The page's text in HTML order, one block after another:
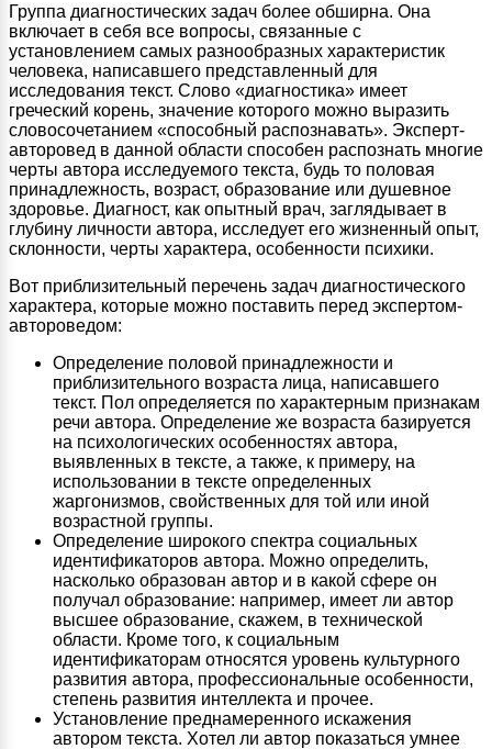
Группа диагностических задач более обширна. Она
включает в себя все вопросы, связанные с
установлением самых разнообразных характеристик
человека, написавшего представленный для
исследования текст. Слово «диагностика» имеет
греческий корень, значение которого можно выразить
словосочетанием «способный распознавать». Эксперт-
авторовед в данной области способен распознать многие
черты автора исследуемого текста, будь то половая
принадлежность, возраст, образование или душевное
здоровье. Диагност, как опытный врач, заглядывает в
глубину личности автора, исследует его жизненный опыт,
склонности, черты характера, особенности психики.
Вот приблизительный перечень задач диагностического
характера, которые можно поставить перед экспертом-
автороведом:
Определение половой принадлежности и
приблизительного возраста лица, написавшего
текст. Пол определяется по характерным признакам
речи автора. Определение же возраста базируется
на психологических особенностях автора,
выявленных в тексте, а также, к примеру, на
использовании в тексте определенных
жаргонизмов, свойственных для той или иной
возрастной группы.
Определение широкого спектра социальных
идентификаторов автора. Можно определить,
насколько образован автор и в какой сфере он
получал образование: например, имеет ли автор
высшее образование, скажем, в технической
области. Кроме того, к социальным
идентификаторам относятся уровень культурного
развития автора, профессиональные особенности,
степень развития интеллекта и прочее.
Установление преднамеренного искажения
автором текста. Хотел ли автор показаться умнее